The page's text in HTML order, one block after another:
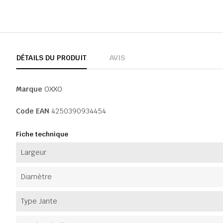
DÉTAILS DU PRODUIT AVIS
Marque OXXO
Code EAN 4250390934454
Fiche technique
Largeur
Diamètre
Type Jante